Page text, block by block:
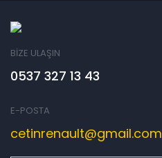
BİZE ULAŞIN
0537 327 13 43
E-POSTA
cetinrenault@gmail.com